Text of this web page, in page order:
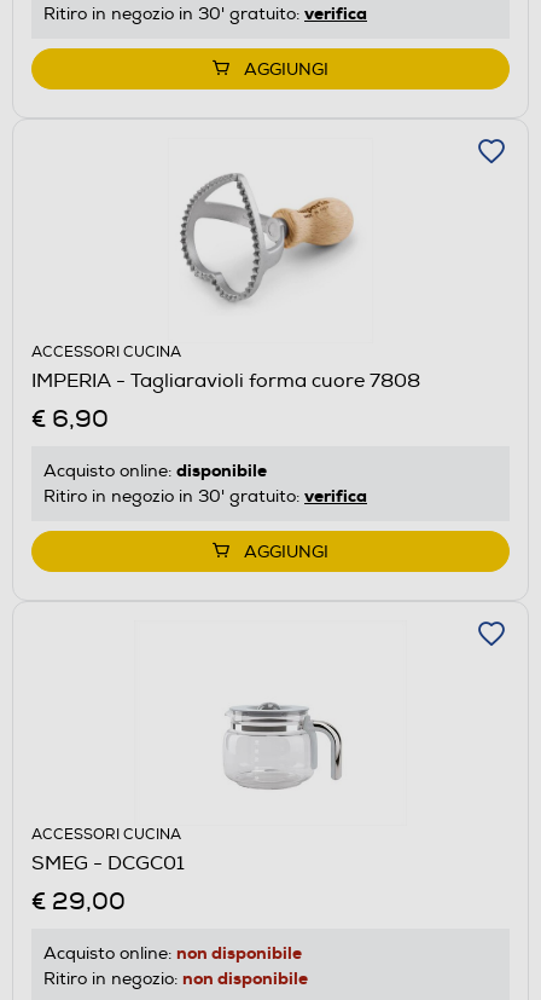
Ritiro in negozio in 30' gratuito: verifica
AGGIUNGI
ACCESSORI CUCINA
IMPERIA - Tagliaravioli forma cuore 7808
€ 6,90
Acquisto online: disponibile
Ritiro in negozio in 30' gratuito: verifica
AGGIUNGI
ACCESSORI CUCINA
SMEG - DCGC01
€ 29,00
Acquisto online: non disponibile
Ritiro in negozio: non disponibile